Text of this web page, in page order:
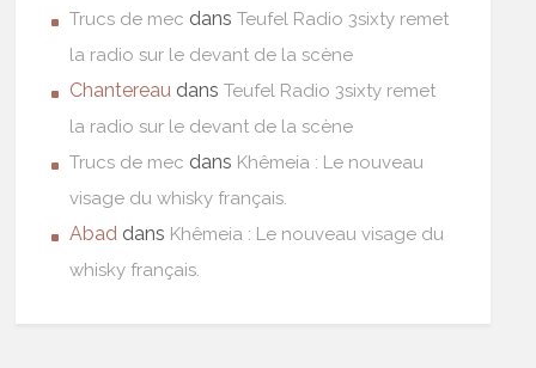
Trucs de mec dansTeufel Radio 3sixty remet
la radio sur le devant de la scène
Chantereau dansTeufel Radio 3sixty remet
la radio sur le devant de la scène
Trucs de mec dans Khêmeia : Le nouveau
visage du whisky français.
Abad dans Khêmeia : Le nouveau visage du
whisky français.